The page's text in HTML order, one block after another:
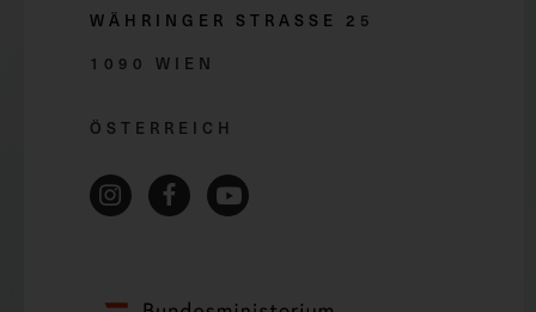
WÄHRINGER STRASSE 2 5
1090 WIEN
ÖSTERREICH